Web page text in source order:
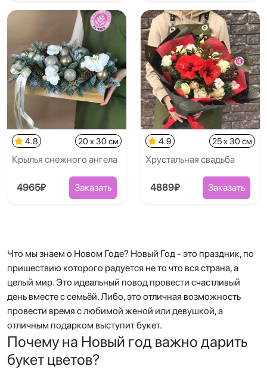
4.8 20 x 30 см
Крылья снежного ангела
4965₽ Заказать
4.9 25 x 30 см
Хрустальная свадьба
4889₽ Заказать
Что мы знаем о Новом Годе? Новый Год - это праздник, по
пришествию которого радуется не то что вся страна, а
целый мир. Это идеальный повод провести счастливый
день вместе с семьёй. Либо, это отличная возможность
провести время с любимой женой или девушкой, а
отличным подарком выступит букет.
Почему на Новый год важно дарить
букет цветов?